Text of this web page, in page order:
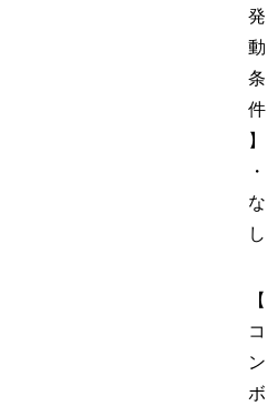
発
動
条
件
】
・
な
し
【
コ
ン
ボ